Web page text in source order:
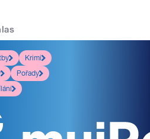
Krimi
Pořady